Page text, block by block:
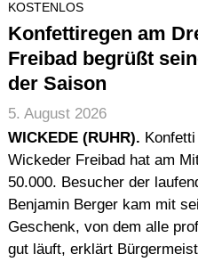
KOSTENLOS
Konfettiregen am
Freibad begrüßt
der Saison
5. August 2026
WICKEDE (RUHR).
Wickeder Freibad hat am
50.000. Besucher der
Benjamin Berger kam mit
Geschenk, von dem alle
gut läuft, erklärt